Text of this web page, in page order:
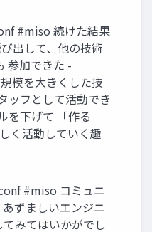
#miso 続けた結果
出して、他の技術
参加できた -
模を大きくした技
ッフとして活動でき
を下げて 「作る
く活動していく趣
#miso コミュニ
ずましいエンジニ
みてはいかがでし